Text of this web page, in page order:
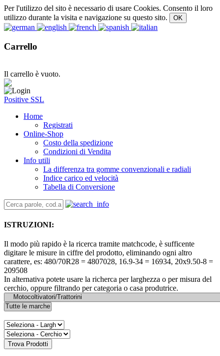
Per l'utilizzo del sito è necessario di usare Cookies. Consento il loro
utilizzo durante la visita e navigazione su questo sito.
Carrello
Il carrello è vuoto.
Positive SSL
Home
Registrati
Online-Shop
Costo della spedizione
Condizioni di Vendita
Info utili
La differenza tra gomme convenzionali e radiali
Indice carico ed velocità
Tabella di Conversione
ISTRUZIONI:
Il modo più rapido è la ricerca tramite matchcode, è sufficente
digitare le misure in ciffre del prodotto, eliminando ogni altro
carattere, es: 480/70R28 = 4807028, 16.9-34 = 16934, 20x9.50-8 =
209508
In alternativa potete usare la richerca per larghezza o per misura del
cerchio, oppure filtrando per categoria o casa produtrice.